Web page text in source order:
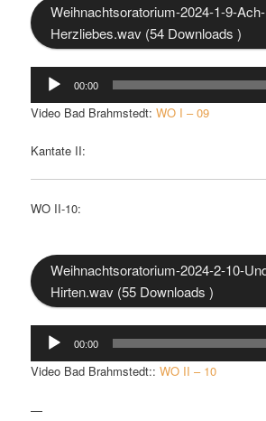
Weihnachtsoratorium-2024-1-9-
Herzliebes.wav (54 Downloads )
Audio-
Player
00:00
Video Bad Brahmstedt:WO I – 09
Kantate II:
WO II-10:
Weihnachtsoratorium-2024-2-10-
Hirten.wav (55 Downloads )
Audio-
Player
00:00
Video Bad Brahmstedt::WO II – 10
—